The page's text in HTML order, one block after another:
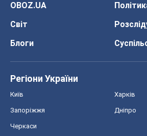
OBOZ.UA
Світ
Блоги
Регіони України
Київ Харків
Запоріжжя Дніпро
Черкаси